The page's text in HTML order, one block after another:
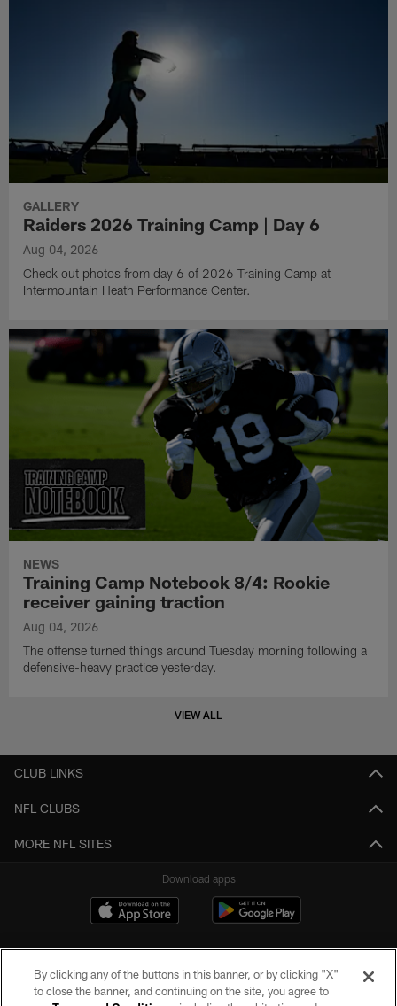
GALLERY
Raiders 2026 Training Camp | Day 6
Aug 04, 2026
Check out photos from day 6 of 2026 Training Camp at
Intermountain Heath Performance Center.
NEWS
Training Camp Notebook 8/4: Rookie
receiver gaining traction
Aug 04, 2026
The offense turned things around Tuesday morning following a
defensive-heavy practice yesterday.
VIEW ALL
CLUB LINKS
NFL CLUBS
MORE NFL SITES
Download apps
By clicking any of the buttons in this banner, or by clicking "X"
to close the banner, and continuing on the site, you agree to